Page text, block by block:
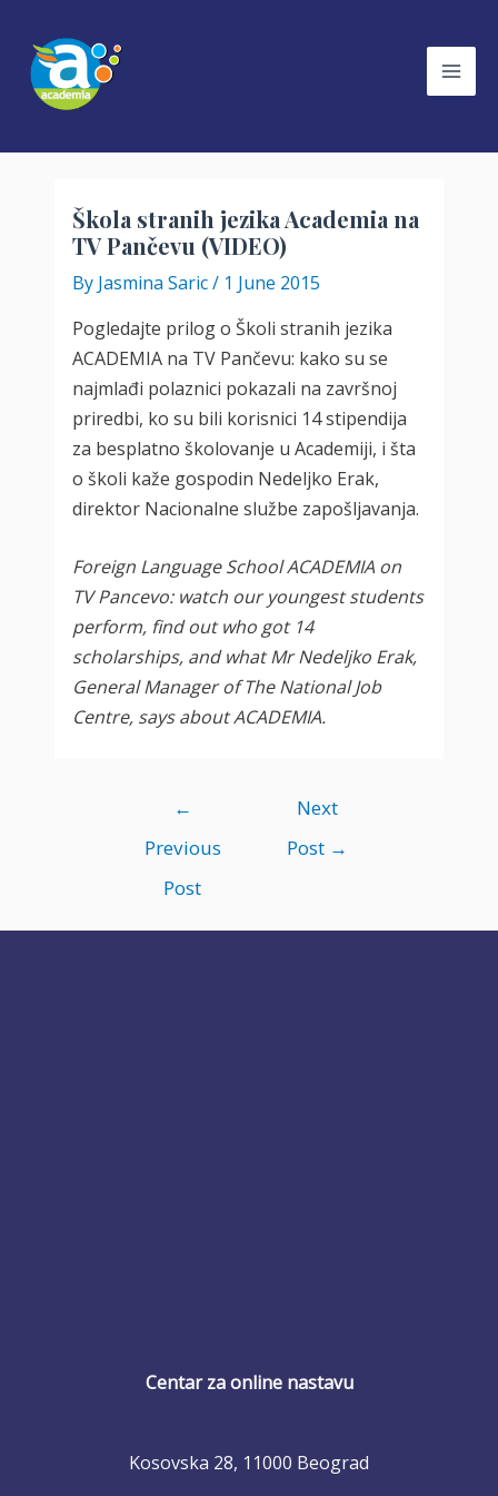
content
Škola stranih jezika Academia na
TV Pančevu (VIDEO)
By Jasmina Saric/ 1 June 2015
Pogledajte prilog o Školi stranih jezika
ACADEMIA na TV Pančevu: kako su se
najmlađi polaznici pokazali na završnoj
priredbi, ko su bili korisnici 14 stipendija
za besplatno školovanje u Academiji, i šta
o školi kaže gospodin Nedeljko Erak,
direktor Nacionalne službe zapošljavanja.
Foreign Language School ACADEMIA on
TV Pancevo: watch our youngest students
perform, find out who got 14
scholarships, and what Mr Nedeljko Erak,
General Manager of The National Job
Centre, says about ACADEMIA.
←
Previous
Post
Next
Post →
Centar za online nastavu
Kosovska 28, 11000 Beograd